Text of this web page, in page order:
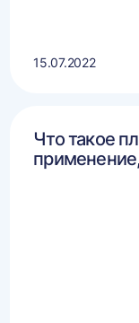
15.07.2022
Что такое